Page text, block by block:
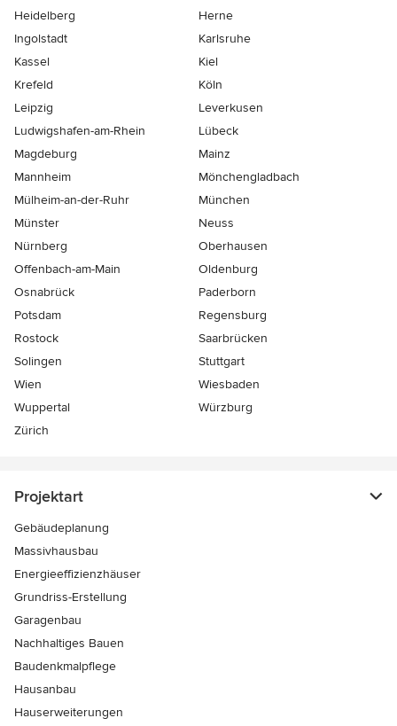
Heidelberg
Herne
Ingolstadt
Karlsruhe
Kassel
Kiel
Krefeld
Köln
Leipzig
Leverkusen
Ludwigshafen-am-Rhein
Lübeck
Magdeburg
Mainz
Mannheim
Mönchen­gladbach
Mülheim-an-der-Ruhr
München
Münster
Neuss
Nürnberg
Oberhausen
Offenbach-am-Main
Oldenburg
Osnabrück
Paderborn
Potsdam
Regensburg
Rostock
Saarbrücken
Solingen
Stuttgart
Wien
Wiesbaden
Wuppertal
Würzburg
Zürich
Projektart
Gebäudeplanung
Massivhausbau
Energieeffizienzhäuser
Grundriss-Erstellung
Garagenbau
Nachhaltiges Bauen
Baudenkmalpflege
Hausanbau
Hauserweiterungen